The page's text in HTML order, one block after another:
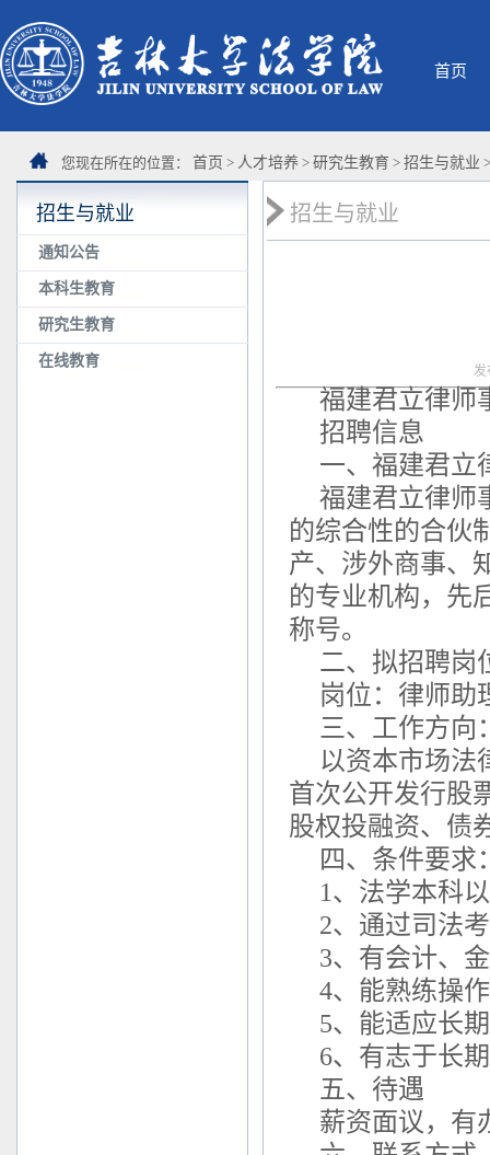
首页
您现在所在的位置： 首页 > 人才培养 > 研究生教育 > 招生与就业
招生与就业
通知公告
本科生教育
研究生教育
在线教育
招生与就业
福建君立律师
招聘信息
一、福建君立
福建君立律师
的综合性的合伙
产、涉外商事、
的专业机构，先
称号。
二、拟招聘岗
岗位：律师助
三、工作方向
以资本市场法
首次公开发行股
股权投融资、债
四、条件要求
1、法学本科
2、通过司法
3、有会计、
4、能熟练操
5、能适应长
6、有志于长
五、待遇
薪资面议，有